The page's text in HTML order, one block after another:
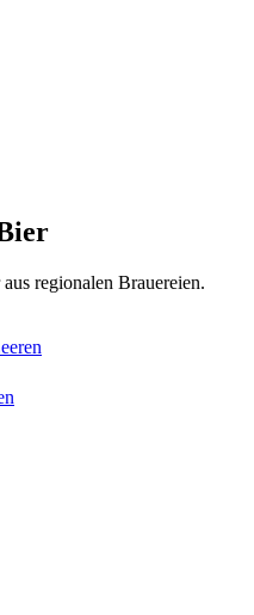
regionalen Brauereien.